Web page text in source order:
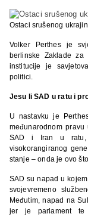
Ostaci srušenog
Volker Perthes je
berlinske Zaklade
institucije je
politici.
Jesu li SAD u ratu i
U nastavku je
međunarodnom
SAD i Iran u ratu,
visokorangiranog
stanje – onda je ovo
SAD su napad u
svojevremeno
Međutim, napad na
jer je parlament te